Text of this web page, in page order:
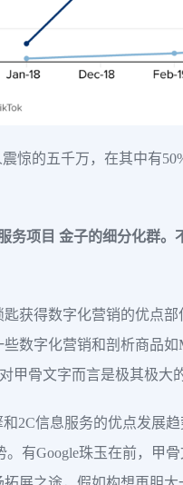
惊的五千万，在其中有
务项目 金子的细分化群
获得数字化营销的优点
数字化营销和剖析商品
甲骨文字而言是极其极大
2C信息服务的优点发展
有Google珠玉在前，甲